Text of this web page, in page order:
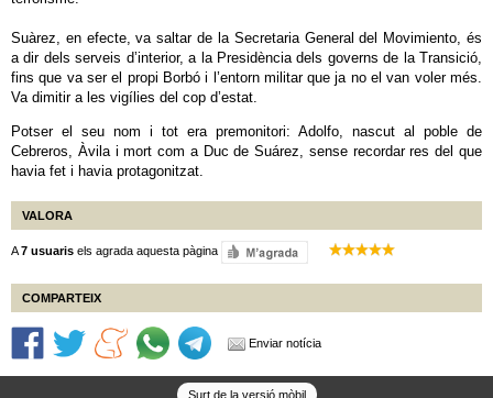
Suàrez, en efecte, va saltar de la Secretaria General del Movimiento, és
a dir dels serveis d’interior, a la Presidència dels governs de la Transició,
fins que va ser el propi Borbó i l’entorn militar que ja no el van voler més.
Va dimitir a les vigílies del cop d’estat.
Potser el seu nom i tot era premonitori: Adolfo, nascut al poble de
Cebreros, Àvila i mort com a Duc de Suárez, sense recordar res del que
havia fet i havia protagonitzat.
VALORA
A7 usuaris els agrada aquesta pàgina
COMPARTEIX
Enviar notícia
Surt de la versió mòbil